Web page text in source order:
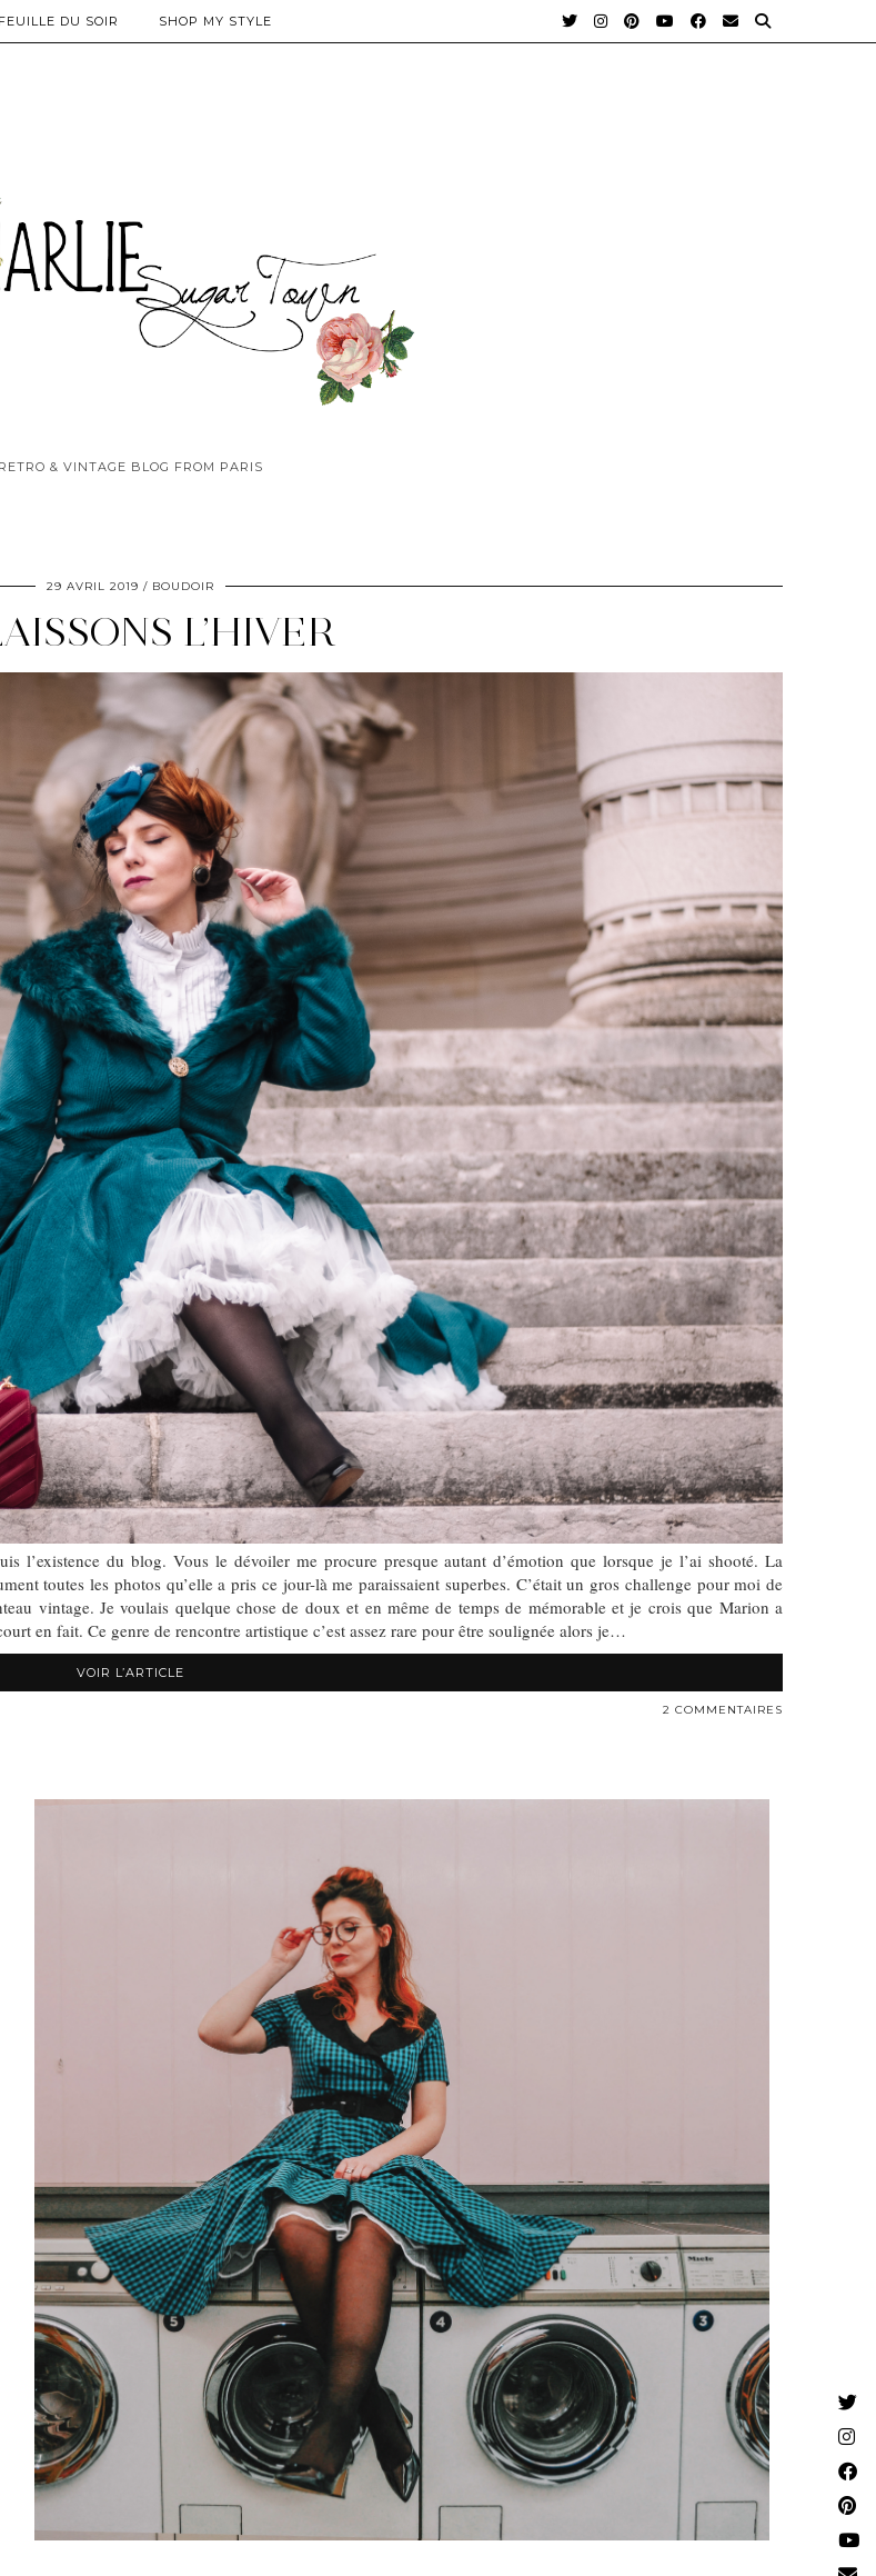
RETRO & VINTAGE BLOG FROM PARIS
FEUILLE DU SOIR SHOP MY STYLE
29 AVRIL 2019 BOUDOIR
L’HIVER
du blog. Vous le dévoiler me procure presque autant d’émotion que lorsque je l’ai shooté. La
toutes les photos qu’elle a pris ce jour-là me paraissaient superbes. C’était un gros challenge pour moi de
vintage. Je voulais quelque chose de doux et en même de temps de mémorable et je crois que Marion a
en fait. Ce genre de rencontre artistique c’est assez rare pour être soulignée alors je…
VOIR L’ARTICLE
2 COMMENTAIRES